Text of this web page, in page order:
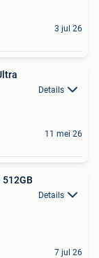
3 jul 26
Details
11 mei 26
512GB
Details
7 jul 26